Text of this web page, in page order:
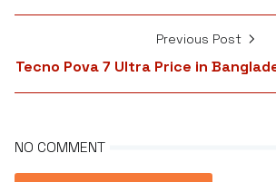
Previous Post
Tecno Pova 7 Ultra Price in
NO COMMENT